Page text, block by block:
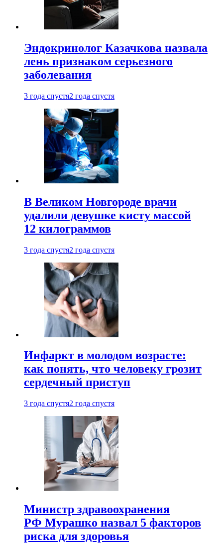
Эндокринолог Казачкова назвала
лень признаком серьезного
заболевания
3 года спустя2 года спустя
В Великом Новгороде врачи
удалили девушке кисту массой
12 килограммов
3 года спустя2 года спустя
Инфаркт в молодом возрасте:
как понять, что человеку грозит
сердечный приступ
3 года спустя2 года спустя
Министр здравоохранения
РФ Мурашко назвал 5 факторов
риска для здоровья